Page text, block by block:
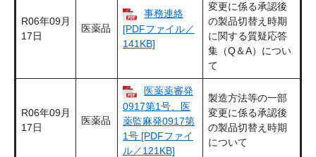
R06年09月
17日
医薬品
事務連絡
[PDFファイル／
141KB]
変更に係る承認後
の製品切替え時期
に関する質疑応答
集（Q＆A）につい
て
R06年09月
17日
医薬品
医薬薬審発
0917第1号、医
薬監麻発0917第
1号 [PDFファイ
ル／121KB]
製造方法等の一部
変更に係る承認後
の製品切替え時期
について